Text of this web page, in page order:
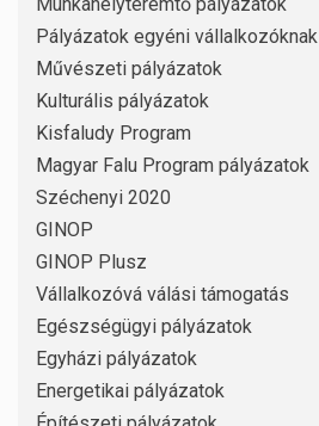
Pályázatok egyéni vállalkozóknak
Művészeti pályázatok
Kulturális pályázatok
Kisfaludy Program
Magyar Falu Program pályázatok
Széchenyi 2020
GINOP
GINOP Plusz
Vállalkozóvá válási támogatás
Egészségügyi pályázatok
Egyházi pályázatok
Energetikai pályázatok